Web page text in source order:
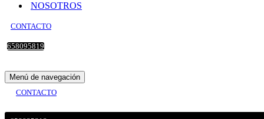
NOSOTROS
CONTACTO
658095819
Menú de navegación
CONTACTO